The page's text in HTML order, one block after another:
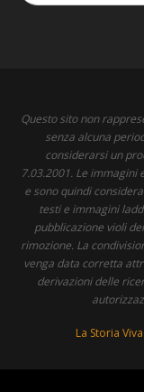
Questo sito non
senza alcuna
considerarsi un
7.03.2001. Le
e sono quindi
testi e immagini
pubblicazione violi
rimozione. La
venga data corretta
derivazioni delle
La Storia Viva